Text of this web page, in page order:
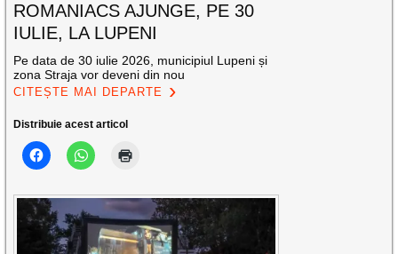
ROMANIACS AJUNGE, PE 30
IULIE, LA LUPENI
Pe data de 30 iulie 2026, municipiul Lupeni și
zona Straja vor deveni din nou
CITEȘTE MAI DEPARTE
Distribuie acest articol